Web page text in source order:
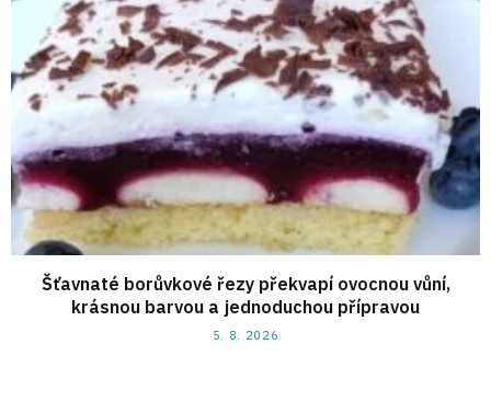
Šťavnaté borůvkové řezy překvapí ovocnou vůní,
krásnou barvou a jednoduchou přípravou
5. 8. 2026